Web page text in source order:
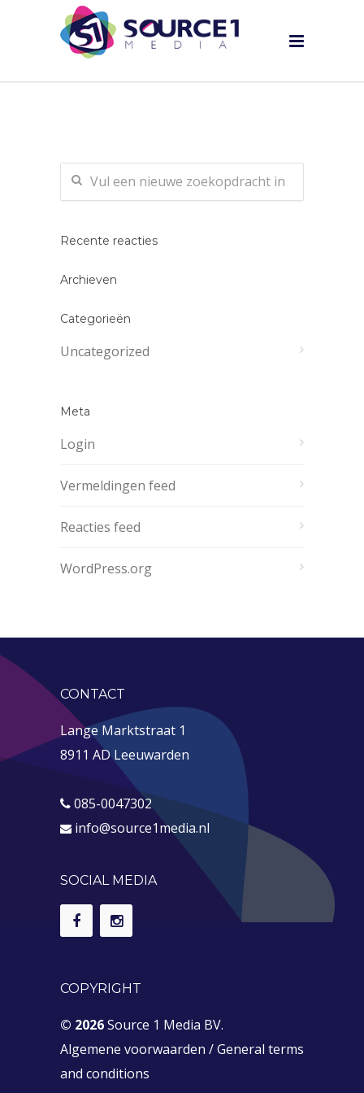
Recente reacties
Archieven
Categorieën
Uncategorized
Meta
Login
Vermeldingen feed
Reacties feed
WordPress.org
CONTACT
Lange Marktstraat 1
8911 AD Leeuwarden
085-0047302
info@source1media.nl
SOCIAL MEDIA
COPYRIGHT
© 2026Source 1 Media BV.
Algemene voorwaarden /General terms
and conditions